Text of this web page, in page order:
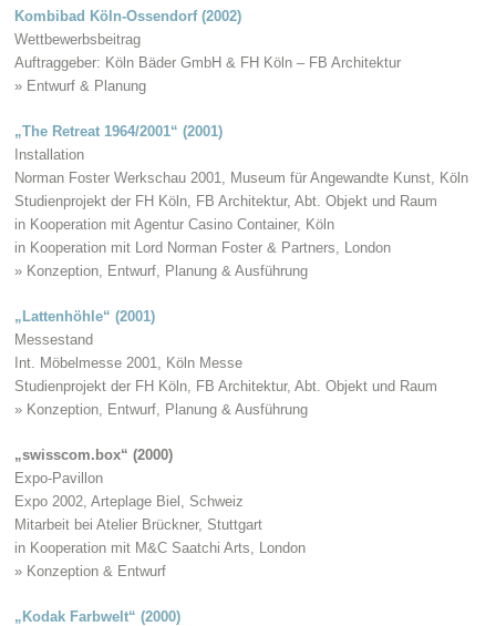
Kombibad Köln-Ossendorf (2002)
Wettbewerbsbeitrag
Auftraggeber: Köln Bäder GmbH & FH Köln – FB Architektur
» Entwurf & Planung
„The Retreat 1964/2001“ (2001)
Installation
Norman Foster Werkschau 2001, Museum für Angewandte Kunst, Köln
Studienprojekt der FH Köln, FB Architektur, Abt. Objekt und Raum
in Kooperation mit Agentur Casino Container, Köln
in Kooperation mit Lord Norman Foster & Partners, London
» Konzeption, Entwurf, Planung & Ausführung
„Lattenhöhle“ (2001)
Messestand
Int. Möbelmesse 2001, Köln Messe
Studienprojekt der FH Köln, FB Architektur, Abt. Objekt und Raum
» Konzeption, Entwurf, Planung & Ausführung
„swisscom.box“ (2000)
Expo-Pavillon
Expo 2002, Arteplage Biel, Schweiz
Mitarbeit bei Atelier Brückner, Stuttgart
in Kooperation mit M&C Saatchi Arts, London
» Konzeption & Entwurf
„Kodak Farbwelt“ (2000)